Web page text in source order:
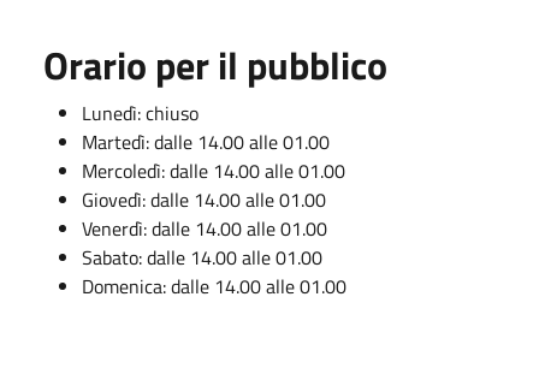
Orario per il pubblico
Lunedì: chiuso
Martedì: dalle 14.00 alle 01.00
Mercoledì: dalle 14.00 alle 01.00
Giovedì: dalle 14.00 alle 01.00
Venerdì: dalle 14.00 alle 01.00
Sabato: dalle 14.00 alle 01.00
Domenica: dalle 14.00 alle 01.00